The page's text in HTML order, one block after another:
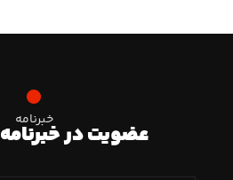
خبرنامه
عضویت در خبرنامه